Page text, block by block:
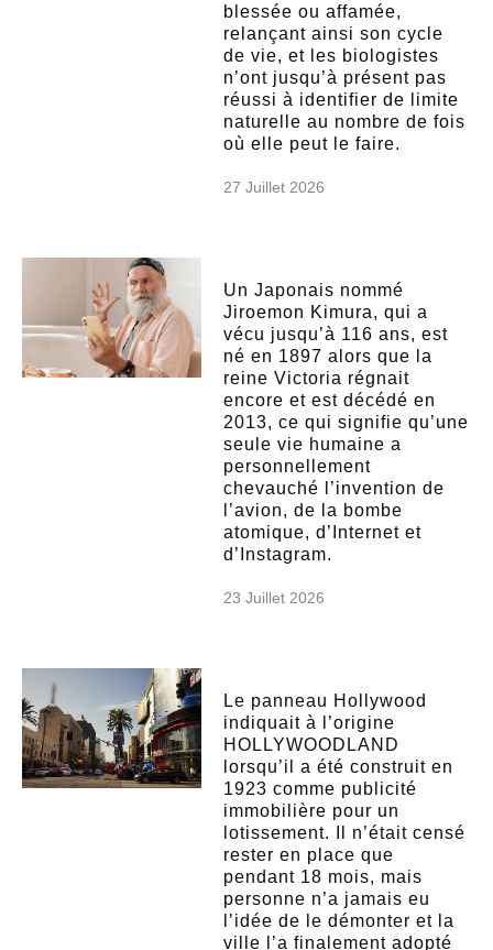
blessée ou affamée,
relançant ainsi son cycle
de vie, et les biologistes
n’ont jusqu’à présent pas
réussi à identifier de limite
naturelle au nombre de fois
où elle peut le faire.
27 Juillet 2026
Un Japonais nommé
Jiroemon Kimura, qui a
vécu jusqu’à 116 ans, est
né en 1897 alors que la
reine Victoria régnait
encore et est décédé en
2013, ce qui signifie qu’une
seule vie humaine a
personnellement
chevauché l’invention de
l’avion, de la bombe
atomique, d’Internet et
d’Instagram.
23 Juillet 2026
Le panneau Hollywood
indiquait à l’origine
HOLLYWOODLAND
lorsqu’il a été construit en
1923 comme publicité
immobilière pour un
lotissement. Il n’était censé
rester en place que
pendant 18 mois, mais
personne n’a jamais eu
l’idée de le démonter et la
ville l’a finalement adopté